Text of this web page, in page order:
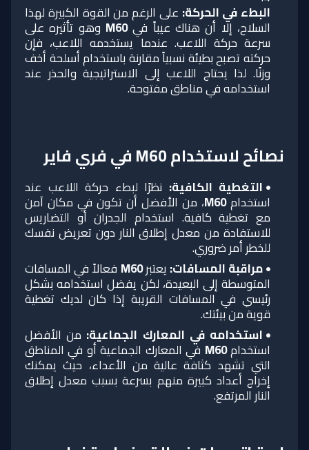
البطء في الحركة: على الرغم من القوة الكبيرة لهذا
السلاح، إلا أن هناك عيباً فيM60 وهو تأثيره على
سرعة حركة اللاعب. عندما يستخدمه اللاعب، فإن
حركته تصبح بطيئة نسبياً مقارنة باستخدام أسلحة أخف
وزنًا. لذا يحتاج اللاعب إلى الاستراتيجية والحذر عند
استخدامه في مناطق مفتوحة.
نصائح لاستخدام M60 في فري فاير
التغطية الكافية: نظرًا لبطء حركة اللاعب عند
استخدامM60، من الأفضل أن تكون في مكان آمن
مع تغطية كافية. استخدام الجدران أو التضاريس
للاستفادة من معدل إطلاق النار دون تعريض نفسك
للخطر أمر ضروري.
مراقبة المسافات:يعتبرM60 فعالاً في المسافات
المتوسطة إلى البعيدة، لكن يفضل استخدامه بشكل
رئيسي في المسافات القريبة إذا كان لديك تغطية
قوية من بيئتك.
استخدامه في المعارك الجماعية: من الأفضل
استخدامM60 في المعارك الجماعية أو في المناطق
التي تشهد كثافة عالية من الأعداء، حيث يمكنك
إخراج أعداد كبيرة منهم بسرعة بسبب معدل إطلاق
النار المرتفع.